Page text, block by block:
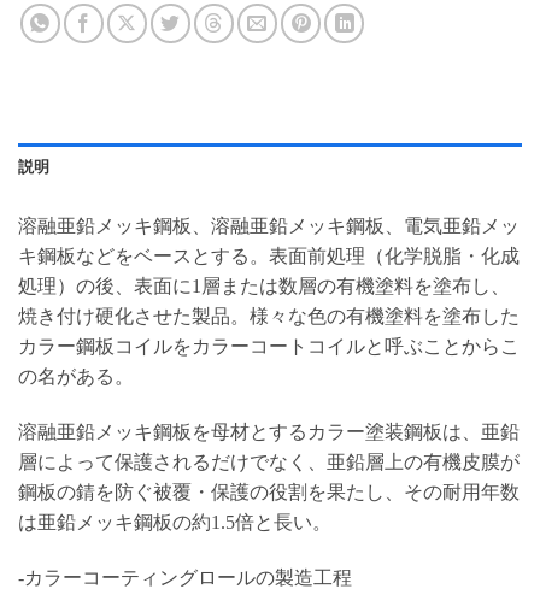
説明
溶融亜鉛メッキ鋼板、溶融亜鉛メッキ鋼板、電気亜鉛メッ
キ鋼板などをベースとする。表面前処理（化学脱脂・化成
処理）の後、表面に1層または数層の有機塗料を塗布し、
焼き付け硬化させた製品。様々な色の有機塗料を塗布した
カラー鋼板コイルをカラーコートコイルと呼ぶことからこ
の名がある。
溶融亜鉛メッキ鋼板を母材とするカラー塗装鋼板は、亜鉛
層によって保護されるだけでなく、亜鉛層上の有機皮膜が
鋼板の錆を防ぐ被覆・保護の役割を果たし、その耐用年数
は亜鉛メッキ鋼板の約1.5倍と長い。
-カラーコーティングロールの製造工程